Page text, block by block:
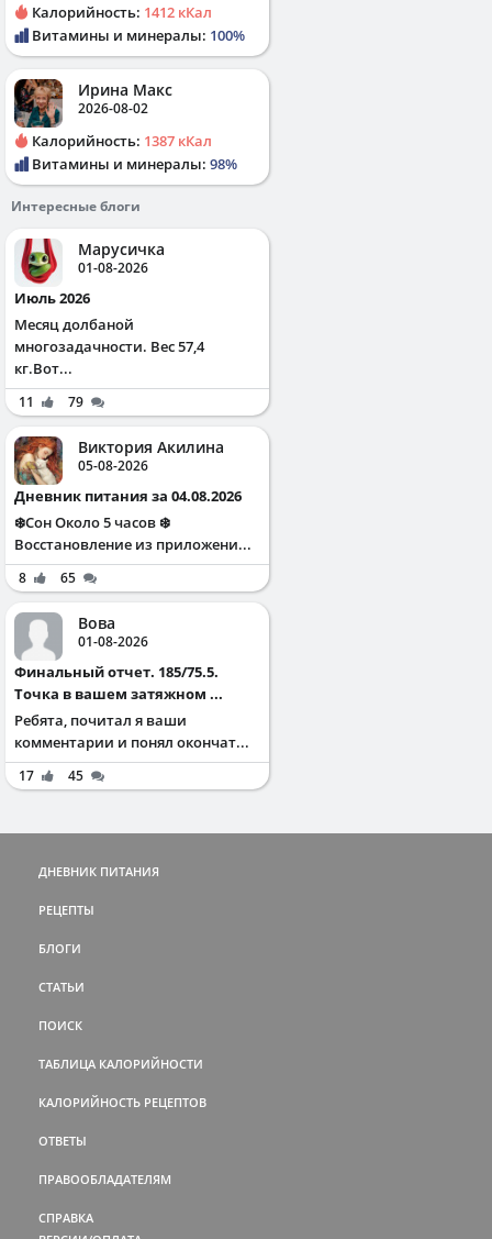
Калорийность: 1412 кКал
Витамины и минералы: 100%
Ирина Макс
2026-08-02
Калорийность: 1387 кКал
Витамины и минералы: 98%
Интересные блоги
Марусичка
01-08-2026
Июль 2026
Месяц долбаной
многозадачности. Вес 57,4
кг.Вот...
11 79
Виктория Акилина
05-08-2026
Дневник питания за 04.08.2026
❄️Сон Около 5 часов ❄️
Восстановление из приложени...
8 65
Вова
01-08-2026
Финальный отчет. 185/75.5.
Точка в вашем затяжном ...
Ребята, почитал я ваши
комментарии и понял окончат...
17 45
ДНЕВНИК ПИТАНИЯ
РЕЦЕПТЫ
БЛОГИ
СТАТЬИ
ПОИСК
ТАБЛИЦА КАЛОРИЙНОСТИ
КАЛОРИЙНОСТЬ РЕЦЕПТОВ
ОТВЕТЫ
ПРАВООБЛАДАТЕЛЯМ
СПРАВКА